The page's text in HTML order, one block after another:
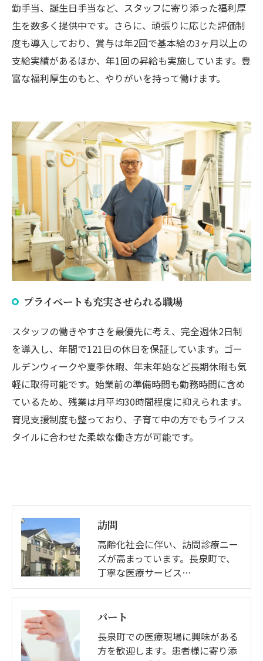
勤手当、誕生日手当など、スタッフに寄り添った福利厚
生を数多く提供中です。さらに、頑張りに応じた評価制
度も導入しており、賞与は年2回で基本給の3ヶ月以上の
支給実績があるほか、年1回の昇給も実施しています。豊
富な福利厚生のもと、やりがいを持って働けます。
プライベートも充実させられる職場
スタッフの働きやすさを最優先に考え、完全週休2日制
を導入し、年間で121日の休日を保証しています。ゴー
ルデンウィークや夏季休暇、年末年始など長期休暇も気
軽に取得可能です。始業前の準備時間も勤務時間に含め
ているため、残業は月平均30時間程度に抑えられます。
育児支援制度も整っており、子育て中の方でもライフス
タイルに合わせた柔軟な働き方が可能です。
訪問
高齢化社会に伴い、訪問診療ニー
ズが高まっています。長泉町で、
丁寧な医療サービス…
パート
長泉町での医療現場に興味がある
方を歓迎します。患者様に寄り添